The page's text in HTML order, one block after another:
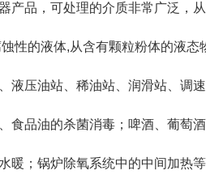
产品，可处理的介质非常广泛，
性的液体,从含有颗粒粉体的液
液压油站、稀油站、润滑站、调
食品油的杀菌消毒；啤酒、葡萄
暖；锅炉除氧系统中的中间加热